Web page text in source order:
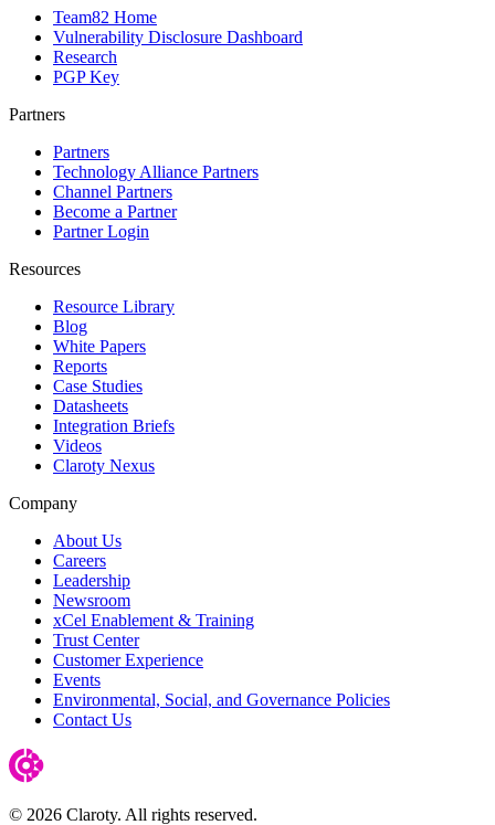
Team82 Home
Vulnerability Disclosure Dashboard
Research
PGP Key
Partners
Partners
Technology Alliance Partners
Channel Partners
Become a Partner
Partner Login
Resources
Resource Library
Blog
White Papers
Reports
Case Studies
Datasheets
Integration Briefs
Videos
Claroty Nexus
Company
About Us
Careers
Leadership
Newsroom
xCel Enablement & Training
Trust Center
Customer Experience
Events
Environmental, Social, and Governance Policies
Contact Us
© 2026 Claroty. All rights reserved.